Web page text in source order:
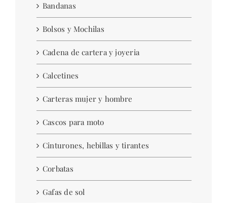
Bandanas
Bolsos y Mochilas
Cadena de cartera y joyeria
Calcetines
Carteras mujer y hombre
Cascos para moto
Cinturones, hebillas y tirantes
Corbatas
Gafas de sol